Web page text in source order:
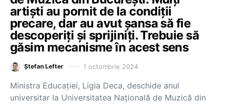
artiști au pornit de la condiții
precare, dar au avut șansa să fie
descoperiți și sprijiniți. Trebuie să
găsim mecanisme în acest sens
Ștefan Lefter 1 octombrie 2024
Ministra Educației, Ligia Deca, deschide anul
universitar la Universitatea Națională de Muzică din